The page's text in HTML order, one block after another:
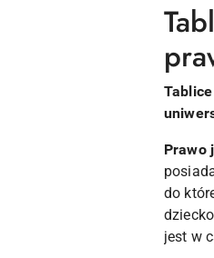
Tablice
Prawo
do
jest w